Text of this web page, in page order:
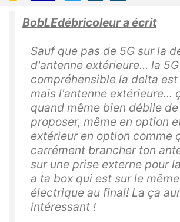
BobLEdébricoleur a écrit
Sauf que pas de 5G sur la
d'antenne extérieure... la
compréhensible la delta
mais l'antenne extérieure...
quand même bien débile
proposer, même en option
extérieur en option comme
carrément brancher ton
sur une prise externe pour
a ta box qui est sur le
électrique au final! La ça
intéressant !